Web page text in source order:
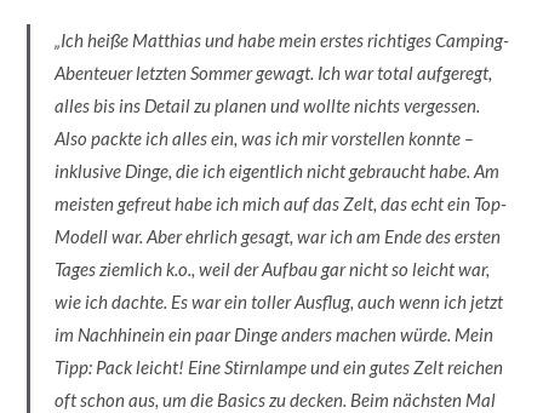
„Ich heiße Matthias und habe mein erstes richtiges Camping-
Abenteuer letzten Sommer gewagt. Ich war total aufgeregt,
alles bis ins Detail zu planen und wollte nichts vergessen.
Also packte ich alles ein, was ich mir vorstellen konnte –
inklusive Dinge, die ich eigentlich nicht gebraucht habe. Am
meisten gefreut habe ich mich auf das Zelt, das echt ein Top-
Modell war. Aber ehrlich gesagt, war ich am Ende des ersten
Tages ziemlich k.o., weil der Aufbau gar nicht so leicht war,
wie ich dachte. Es war ein toller Ausflug, auch wenn ich jetzt
im Nachhinein ein paar Dinge anders machen würde. Mein
Tipp: Pack leicht! Eine Stirnlampe und ein gutes Zelt reichen
oft schon aus, um die Basics zu decken. Beim nächsten Mal